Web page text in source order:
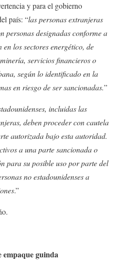
y para el gobierno
país: “las personas extranjeras
personas designadas conforme a
los sectores energético, de
servicios financieros o
según lo identificado en la
en riesgo de ser sancionadas.”
incluidas las
deben proceder con cautela
autorizada bajo esta autoridad.
a una parte sancionada o
para su posible uso por parte del
no estadounidenses a
.”
empaque guinda